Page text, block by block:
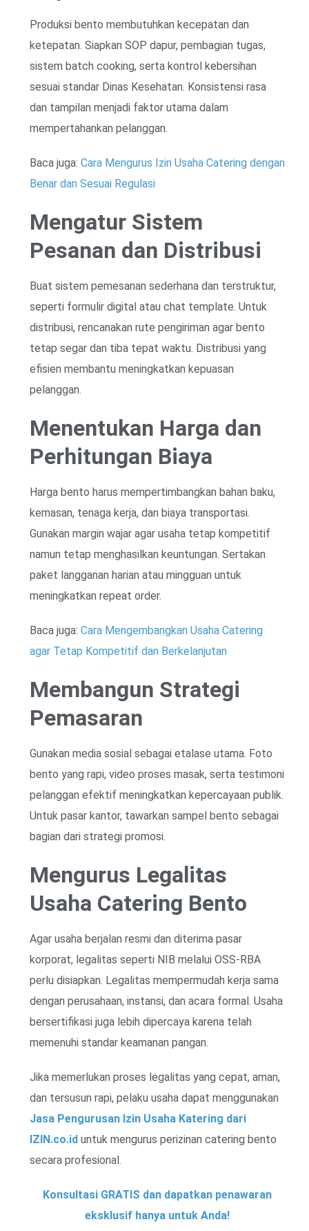
Produksi bento membutuhkan kecepatan dan
ketepatan. Siapkan SOP dapur, pembagian tugas,
sistem batch cooking, serta kontrol kebersihan
sesuai standar Dinas Kesehatan. Konsistensi rasa
dan tampilan menjadi faktor utama dalam
mempertahankan pelanggan.
Baca juga: Cara Mengurus Izin Usaha Catering dengan
Benar dan Sesuai Regulasi
Mengatur Sistem
Pesanan dan Distribusi
Buat sistem pemesanan sederhana dan terstruktur,
seperti formulir digital atau chat template. Untuk
distribusi, rencanakan rute pengiriman agar bento
tetap segar dan tiba tepat waktu. Distribusi yang
efisien membantu meningkatkan kepuasan
pelanggan.
Menentukan Harga dan
Perhitungan Biaya
Harga bento harus mempertimbangkan bahan baku,
kemasan, tenaga kerja, dan biaya transportasi.
Gunakan margin wajar agar usaha tetap kompetitif
namun tetap menghasilkan keuntungan. Sertakan
paket langganan harian atau mingguan untuk
meningkatkan repeat order.
Baca juga: Cara Mengembangkan Usaha Catering
agar Tetap Kompetitif dan Berkelanjutan
Membangun Strategi
Pemasaran
Gunakan media sosial sebagai etalase utama. Foto
bento yang rapi, video proses masak, serta testimoni
pelanggan efektif meningkatkan kepercayaan publik.
Untuk pasar kantor, tawarkan sampel bento sebagai
bagian dari strategi promosi.
Mengurus Legalitas
Usaha Catering Bento
Agar usaha berjalan resmi dan diterima pasar
korporat, legalitas seperti NIB melalui OSS-RBA
perlu disiapkan. Legalitas mempermudah kerja sama
dengan perusahaan, instansi, dan acara formal. Usaha
bersertifikasi juga lebih dipercaya karena telah
memenuhi standar keamanan pangan.
Jika memerlukan proses legalitas yang cepat, aman,
dan tersusun rapi, pelaku usaha dapat menggunakan
Jasa Pengurusan Izin Usaha Katering dari
IZIN.co.id untuk mengurus perizinan catering bento
secara profesional.
Konsultasi GRATIS dan dapatkan penawaran
eksklusif hanya untuk Anda!